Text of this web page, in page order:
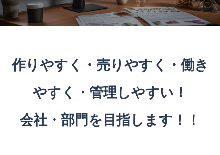
作りやすく・売りやすく・働き
やすく・管理しやすい！
会社・部門を目指します！！